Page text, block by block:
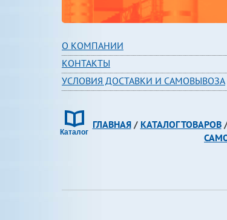
О КОМПАНИИ
КОНТАКТЫ
УСЛОВИЯ ДОСТАВКИ И САМОВЫВОЗА
ГЛАВНАЯ/ КАТАЛОГ ТОВАРОВ